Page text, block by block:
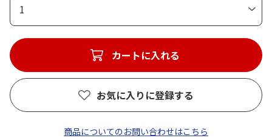
1
カートに入れる
お気に入りに登録する
商品についてのお問い合わせはこちら